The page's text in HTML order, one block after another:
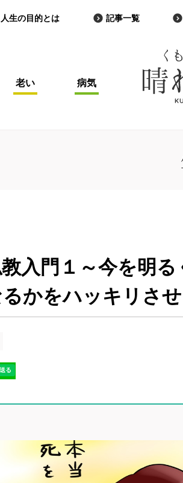
人生の目的とは 記事一覧
老い 病気
入門１～今を明る
かをハッキリさ